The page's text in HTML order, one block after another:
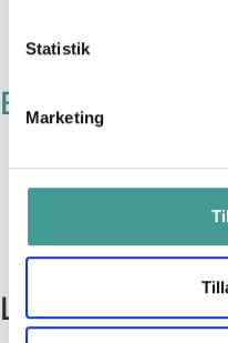
Statistik
Marketing
Balance
den tid, du har til at
balance mellem dit
Ledelse